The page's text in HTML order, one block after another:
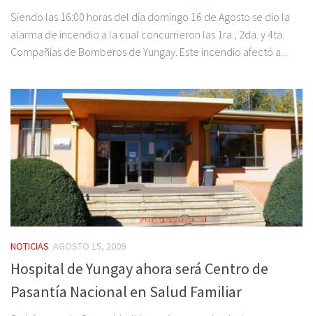
Siendo las 16:00 horas del día domingo 16 de Agosto se dio la
alarma de incendio a la cual concurrieron las 1ra., 2da. y 4ta.
Compañías de Bomberos de Yungay. Este incendio afectó a...
NOTICIAS AGOSTO 15, 2009
Hospital de Yungay ahora será Centro de
Pasantía Nacional en Salud Familiar